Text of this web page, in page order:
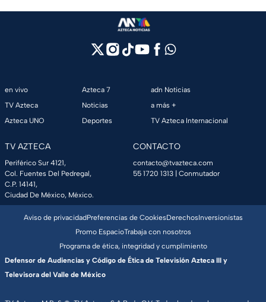
en vivo
TV Azteca
Azteca UNO
Azteca 7
Noticias
Deportes
adn Noticias
a más +
TV Azteca Internacional
TV AZTECA
Periférico Sur 4121,
Col. Fuentes Del Pedregal,
C.P. 14141,
Ciudad De México, México.
CONTACTO
contacto@tvazteca.com
55 1720 1313 | Conmutador
Aviso de privacidadPreferencias de CookiesDerechosInversionistas
Promo EspacioTrabaja con nosotros
Programa de ética, integridad y cumplimiento
Defensor de Audiencias y Código de Ética de Televisión Azteca III y
Televisora del Valle de México